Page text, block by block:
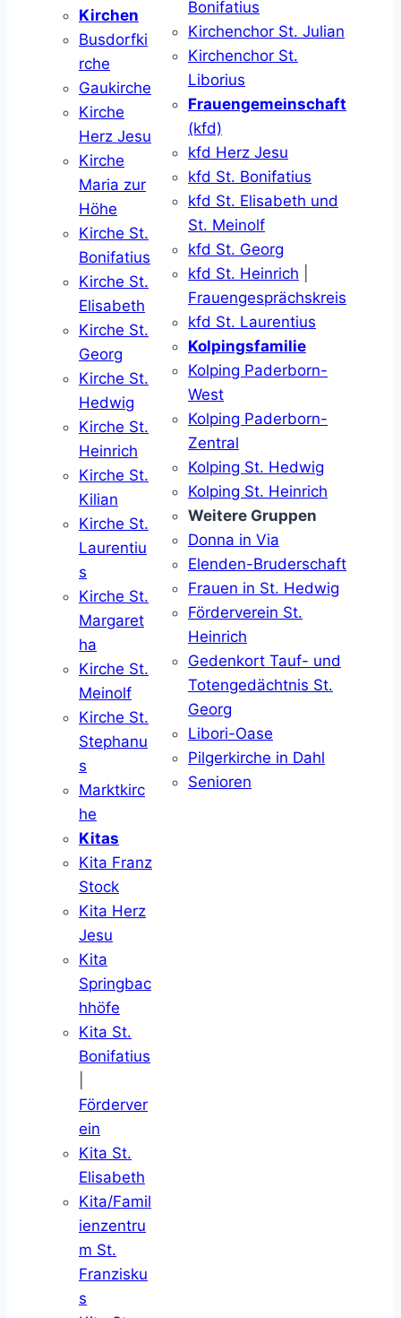
Kirchen
Busdorfki
rche
Gaukirche
Kirche
Herz Jesu
Kirche
Maria zur
Höhe
Kirche St.
Bonifatius
Kirche St.
Elisabeth
Kirche St.
Georg
Kirche St.
Hedwig
Kirche St.
Heinrich
Kirche St.
Kilian
Kirche St.
Laurentiu
s
Kirche St.
Margaret
ha
Kirche St.
Meinolf
Kirche St.
Stephanu
s
Marktkirc
he
Kitas
Kita Franz
Stock
Kita Herz
Jesu
Kita
Springbac
hhöfe
Kita St.
Bonifatius
Förderver
ein
Kita St.
Elisabeth
Kita/Famil
ienzentru
m St.
Franzisku
s
Bonifatius
Kirchenchor St. Julian
Kirchenchor St.
Liborius
Frauengemeinschaft
(kfd)
kfd Herz Jesu
kfd St. Bonifatius
kfd St. Elisabeth und
St. Meinolf
kfd St. Georg
kfd St. Heinrich
Frauengesprächskreis
kfd St. Laurentius
Kolpingsfamilie
Kolping Paderborn-
West
Kolping Paderborn-
Zentral
Kolping St. Hedwig
Kolping St. Heinrich
Weitere Gruppen
Donna in Via
Elenden-Bruderschaft
Frauen in St. Hedwig
Förderverein St.
Heinrich
Gedenkort Tauf- und
Totengedächtnis St.
Georg
Libori-Oase
Pilgerkirche in Dahl
Senioren